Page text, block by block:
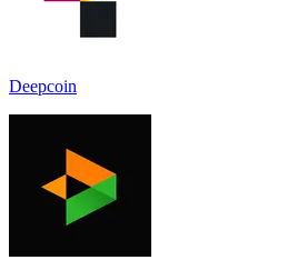
Deepcoin